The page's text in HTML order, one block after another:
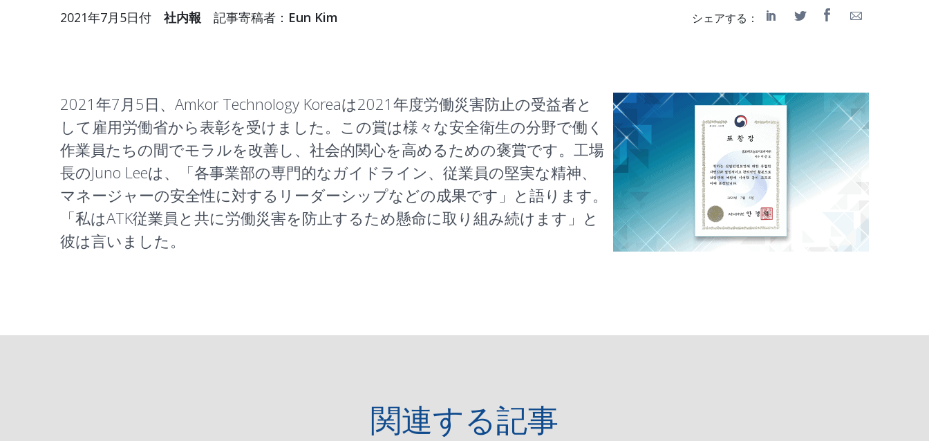
2021年7月5日付 社内報 記事寄稿者： Eun Kim シェアする：
2021年7月5日、Amkor Technology Koreaは2021年度労働災害防止の受益者と
して雇用労働省から表彰を受けました。この賞は様々な安全衛生の分野で働く
作業員たちの間でモラルを改善し、社会的関心を高めるための褒賞です。工場
長のJuno Leeは、「各事業部の専門的なガイドライン、従業員の堅実な精神、
マネージャーの安全性に対するリーダーシップなどの成果です」と語ります。
「私はATK従業員と共に労働災害を防止するため懸命に取り組み続けます」と
彼は言いました。
関連する記事